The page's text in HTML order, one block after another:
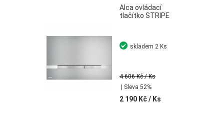
Alca ovládací
tlačítko STRIPE
4 606 Kč/ Ks
| Sleva 52%
2 190 Kč/ Ks
skladem 2 Ks